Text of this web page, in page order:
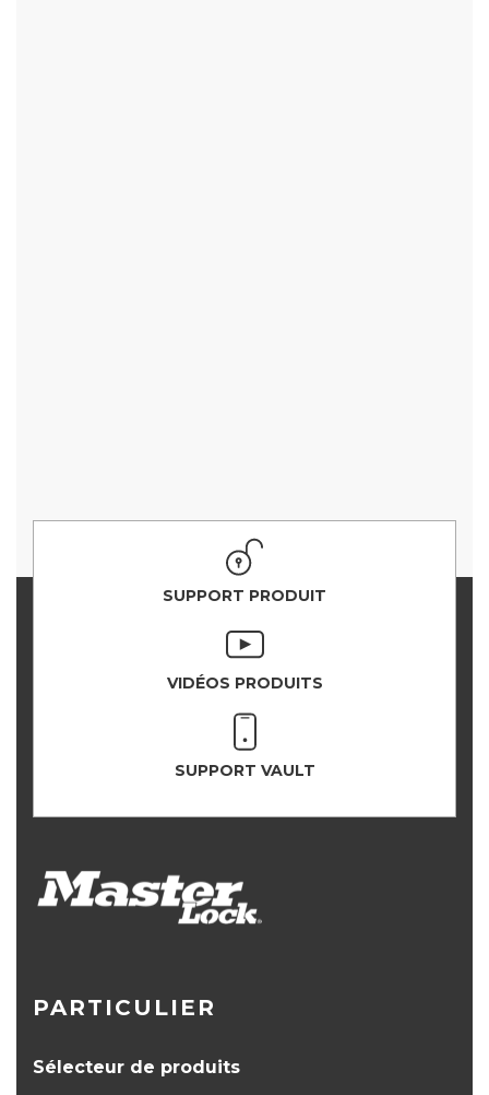
SUPPORT PRODUIT
VIDÉOS PRODUITS
SUPPORT VAULT
PARTICULIER
Sélecteur de produits